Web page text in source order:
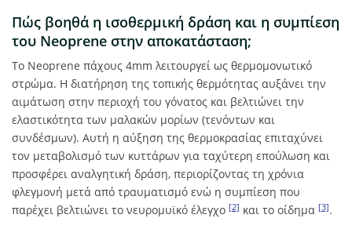
Πώς βοηθά η ισοθερμική δράση και η συμπίεση
του Neoprene στην αποκατάσταση;
Το Neoprene πάχους 4mm λειτουργεί ως θερμομονωτικό
στρώμα. Η διατήρηση της τοπικής θερμότητας αυξάνει την
αιμάτωση στην περιοχή του γόνατος και βελτιώνει την
ελαστικότητα των μαλακών μορίων (τενόντων και
συνδέσμων). Αυτή η αύξηση της θερμοκρασίας επιταχύνει
τον μεταβολισμό των κυττάρων για ταχύτερη επούλωση και
προσφέρει αναλγητική δράση, περιορίζοντας τη χρόνια
φλεγμονή μετά από τραυματισμό ενώ η συμπίεση που
παρέχει βελτιώνει το νευρομυϊκό έλεγχο [2] και το οίδημα [3].